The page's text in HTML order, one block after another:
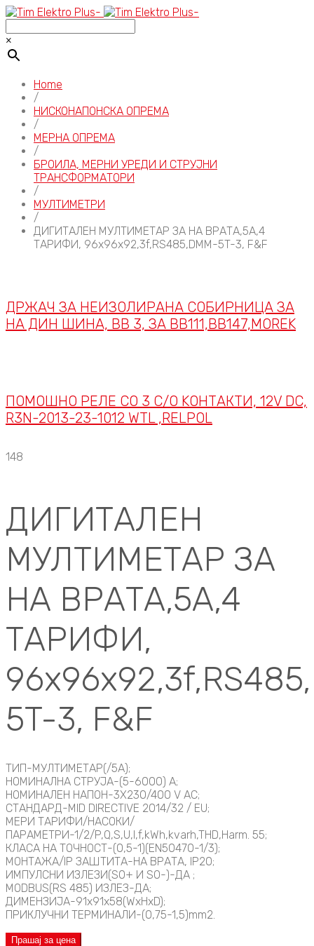
×
Home
/
НИСКОНАПОНСКА ОПРЕМА
/
МЕРНА ОПРЕМА
/
БРОИЛА, МЕРНИ УРЕДИ И СТРУЈНИ
ТРАНСФОРМАТОРИ
/
МУЛТИМЕТРИ
/
ДИГИТАЛЕН МУЛТИМЕТАР ЗА НА ВРАТА,5A,4
ТАРИФИ, 96x96x92,3f,RS485,DMM-5T-3, F&F
ДРЖАЧ ЗА НЕИЗОЛИРАНА СОБИРНИЦА ЗА
НА ДИН ШИНА, BB 3, ЗА BB111,BB147,MOREK
ПОМОШНО РЕЛЕ СО 3 C/O KОНТАКТИ, 12V DC,
R3N-2013-23-1012 WTL ,RELPOL
148
ДИГИТАЛЕН
МУЛТИМЕТАР ЗА
НА ВРАТА,5A,4
ТАРИФИ,
5T-3, F&F
ТИП-МУЛТИМЕТАР(/5А);
НОМИНАЛНА СТРУЈА-(5-6000) A;
НОМИНАЛЕН НАПОН-3X230/400 V AC;
СТАНДАРД-MID DIRECTIVE 2014/32 / EU;
МЕРИ ТАРИФИ/НАСОКИ/
ПАРАМЕТРИ-1/2/P,Q,S,U,I,f,kWh,kvarh,THD,Harm. 55;
КЛАСА НА ТОЧНОСТ-(0,5-1)(EN50470-1/3);
МОНТАЖА/IP ЗАШТИТА-НА ВРАТА, IP20;
ИМПУЛСНИ ИЗЛЕЗИ(S0+ И SO-)-ДА ;
MODBUS(RS 485) ИЗЛЕЗ-ДА;
ДИМЕНЗИЈА-91x91x58(WxHxD);
ПРИКЛУЧНИ ТЕРМИНАЛИ-(0,75-1,5)mm2.
Прашај за цена